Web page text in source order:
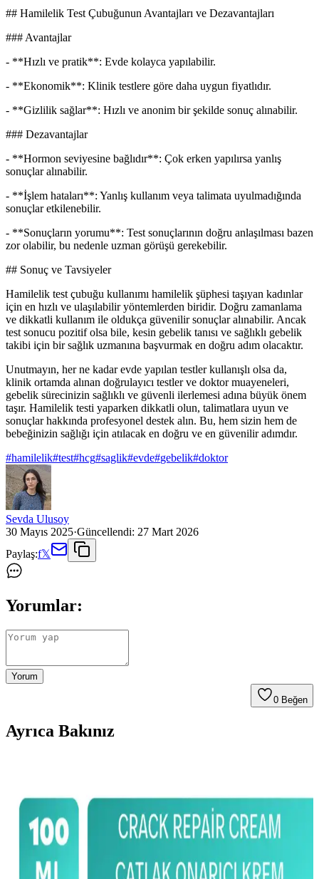
## Hamilelik Test Çubuğunun Avantajları ve Dezavantajları
### Avantajlar
- **Hızlı ve pratik**: Evde kolayca yapılabilir.
- **Ekonomik**: Klinik testlere göre daha uygun fiyatlıdır.
- **Gizlilik sağlar**: Hızlı ve anonim bir şekilde sonuç alınabilir.
### Dezavantajlar
- **Hormon seviyesine bağlıdır**: Çok erken yapılırsa yanlış
sonuçlar alınabilir.
- **İşlem hataları**: Yanlış kullanım veya talimata uyulmadığında
sonuçlar etkilenebilir.
- **Sonuçların yorumu**: Test sonuçlarının doğru anlaşılması bazen
zor olabilir, bu nedenle uzman görüşü gerekebilir.
## Sonuç ve Tavsiyeler
Hamilelik test çubuğu kullanımı hamilelik şüphesi taşıyan kadınlar
için en hızlı ve ulaşılabilir yöntemlerden biridir. Doğru zamanlama
ve dikkatli kullanım ile oldukça güvenilir sonuçlar alınabilir. Ancak
test sonucu pozitif olsa bile, kesin gebelik tanısı ve sağlıklı gebelik
takibi için bir sağlık uzmanına başvurmak en doğru adım olacaktır.
Unutmayın, her ne kadar evde yapılan testler kullanışlı olsa da,
klinik ortamda alınan doğrulayıcı testler ve doktor muayeneleri,
gebelik sürecinizin sağlıklı ve güvenli ilerlemesi adına büyük önem
taşır. Hamilelik testi yaparken dikkatli olun, talimatlara uyun ve
sonuçlar hakkında profesyonel destek alın. Bu, hem sizin hem de
bebeğinizin sağlığı için atılacak en doğru ve en güvenilir adımdır.
#hamilelik#test#hcg#saglik#evde#gebelik#doktor
Sevda Ulusoy
30 Mayıs 2025·Güncellendi: 27 Mart 2026
Paylaş:f𝕏
Yorumlar:
Yorum
0 Beğen
Ayrıca Bakınız
Hamilelikte güvenle kullanabileceğiniz Tntnmom'un biotin
şampuanı, saç sağlığını destekler ve güçlendirir, saç dökülmesini
önler, doğal içeriklerle saç bakımını kolaylaştırır.
Hamilelikte Şiddetli Akne Problemleri ve Güvenli